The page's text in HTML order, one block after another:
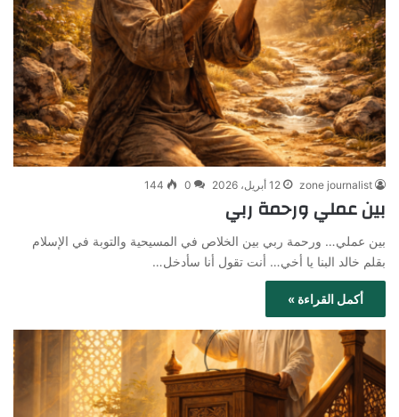
zone journalist 12 أبريل، 2026 0
144
بين عملي ورحمة ربي
بين عملي… ورحمة ربي بين الخلاص في المسيحية والتوبة في الإسلام
بقلم خالد البنا يا أخي… أنت تقول أنا سأدخل…
أكمل القراءة »